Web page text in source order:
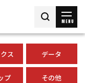
MENU
クス データ
プ その他